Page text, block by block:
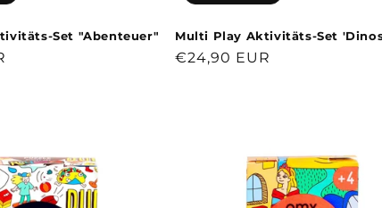
Set "Abenteuer" Multi Play Aktivitäts-Set
Normaler
€24,90 EUR